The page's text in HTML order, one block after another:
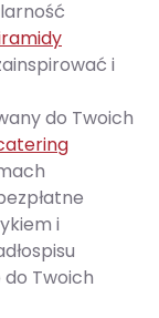
i
do Twoich
i
do Twoich